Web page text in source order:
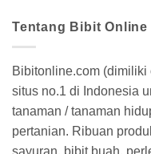
Tentang Bibit Online
Bibitonline.com
situs no.1 di Indonesia
tanaman / tanaman
pertanian. Ribuan
sayuran, bibit buah,